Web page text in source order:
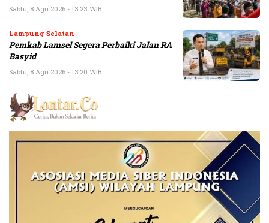
Sabtu, 8 Agu 2026 - 13:23 WIB
Lampung Selatan
Pemkab Lamsel Segera Perbaiki Jalan RA
Basyid
Sabtu, 8 Agu 2026 - 13:20 WIB